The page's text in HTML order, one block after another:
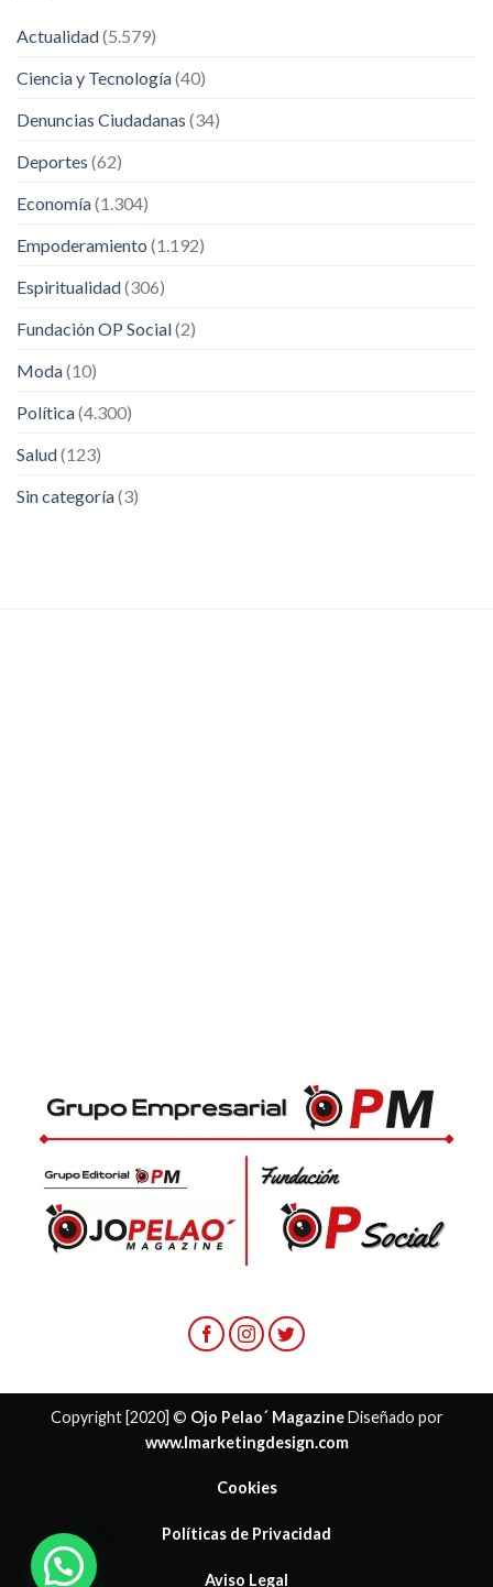
Actualidad(5.579)
Ciencia y Tecnología(40)
Denuncias Ciudadanas (34)
Deportes (62)
Economía(1.304)
Empoderamiento (1.192)
Espiritualidad(306)
Fundación OP Social(2)
Moda(10)
Política(4.300)
Salud(123)
Sin categoría(3)
Copyright [2020] © Ojo Pelao´ MagazineDiseñado por
www.lmarketingdesign.com
Cookies
Políticas de Privacidad
Aviso Legal